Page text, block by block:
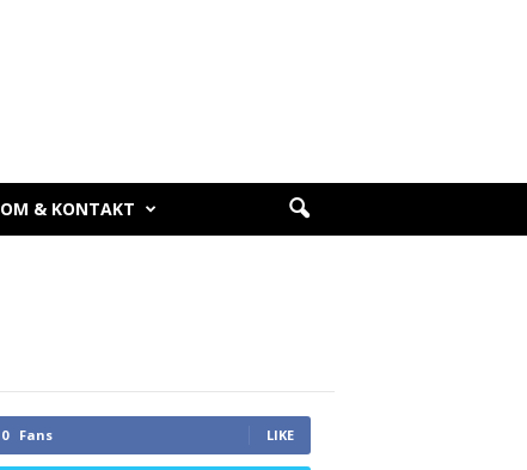
OM & KONTAKT
0 Fans LIKE